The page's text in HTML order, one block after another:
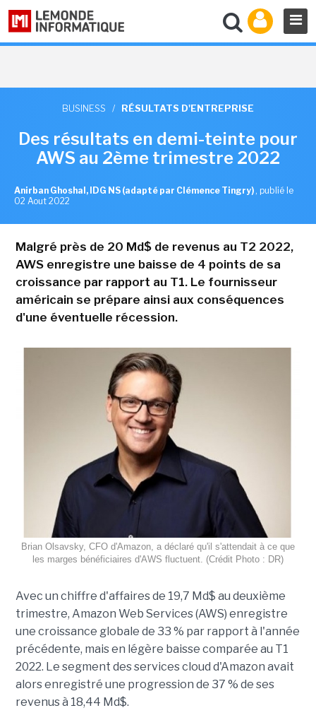
BUSINESS / RÉSULTATS D'ENTREPRISE
Des résultats en demi-teinte pour
AWS au 2ème trimestre 2022
Anirban Ghoshal, IDG NS (adapté par Clémence Tingry) , publié le
02 Aout 2022
Malgré près de 20 Md$ de revenus au T2 2022,
AWS enregistre une baisse de 4 points de sa
croissance par rapport au T1. Le fournisseur
américain se prépare ainsi aux conséquences
d'une éventuelle récession.
Brian Olsavsky, CFO d'Amazon, a déclaré qu'il s'attendait à ce que
les marges bénéficiaires d'AWS fluctuent. (Crédit Photo : DR)
Avec un chiffre d'affaires de 19,7 Md$ au deuxième
trimestre, Amazon Web Services (AWS) enregistre
une croissance globale de 33 % par rapport à l'année
précédente, mais en légère baisse comparée au T1
2022. Le segment des services cloud d'Amazon avait
alors enregistré une progression de 37 % de ses
revenus à 18,44 Md$.